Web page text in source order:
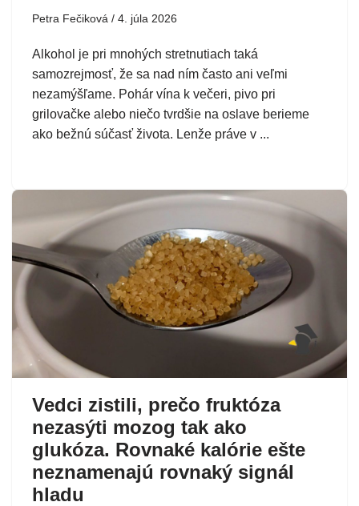
Petra Fečiková 4. júla 2026
Alkohol je pri mnohých stretnutiach taká
samozrejmosť, že sa nad ním často ani veľmi
nezamýšľame. Pohár vína k večeri, pivo pri
grilovačke alebo niečo tvrdšie na oslave berieme
ako bežnú súčasť života. Lenže práve v ...
Vedci zistili, prečo fruktóza
nezasýti mozog tak ako
glukóza. Rovnaké kalórie ešte
neznamenajú rovnaký signál
hladu